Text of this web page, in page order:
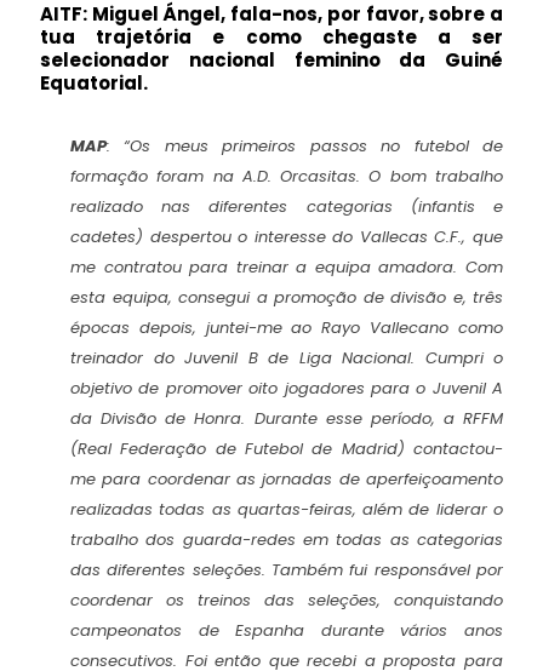
AITF: ⁠ ⁠Miguel Ángel, fala-nos, por favor, sobre a
tua trajetória e como chegaste a ser
selecionador nacional feminino da Guiné
Equatorial.
MAP:“Os meus primeiros passos no futebol de
formação foram na A.D. Orcasitas. O bom trabalho
realizado nas diferentes categorias (infantis e
cadetes) despertou o interesse do Vallecas C.F., que
me contratou para treinar a equipa amadora. Com
esta equipa, consegui a promoção de divisão e, três
épocas depois, juntei-me ao Rayo Vallecano como
treinador do Juvenil B de Liga Nacional. Cumpri o
objetivo de promover oito jogadores para o Juvenil A
da Divisão de Honra. Durante esse período, a RFFM
(Real Federação de Futebol de Madrid) contactou-
me para coordenar as jornadas de aperfeiçoamento
realizadas todas as quartas-feiras, além de liderar o
trabalho dos guarda-redes em todas as categorias
das diferentes seleções. Também fui responsável por
coordenar os treinos das seleções, conquistando
campeonatos de Espanha durante vários anos
consecutivos. Foi então que recebi a proposta para